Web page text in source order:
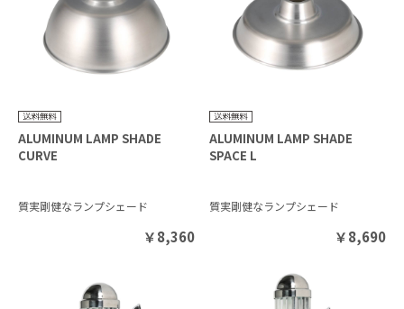
ALUMINUM LAMP SHADE
CURVE
質実剛健なランプシェード
￥8,360
ALUMINUM LAMP SHADE
SPACE L
質実剛健なランプシェード
￥8,690